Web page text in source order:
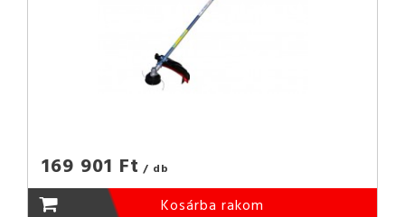
169 901 Ft / db
Kosárba rakom